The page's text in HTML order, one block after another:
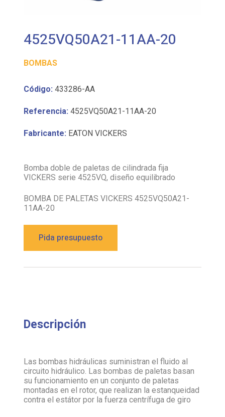
4525VQ50A21-11AA-20
BOMBAS
Código: 433286-AA
Referencia: 4525VQ50A21-11AA-20
Fabricante: EATON VICKERS
Bomba doble de paletas de cilindrada fija
VICKERS serie 4525VQ, diseño equilibrado
BOMBA DE PALETAS VICKERS 4525VQ50A21-
11AA-20
Pida presupuesto
Descripción
Las bombas hidráulicas suministran el fluido al
circuito hidráulico. Las bombas de paletas basan
su funcionamiento en un conjunto de paletas
montadas en el rotor, que realizan la estanqueidad
contra el estátor por la fuerza centrífuga de giro